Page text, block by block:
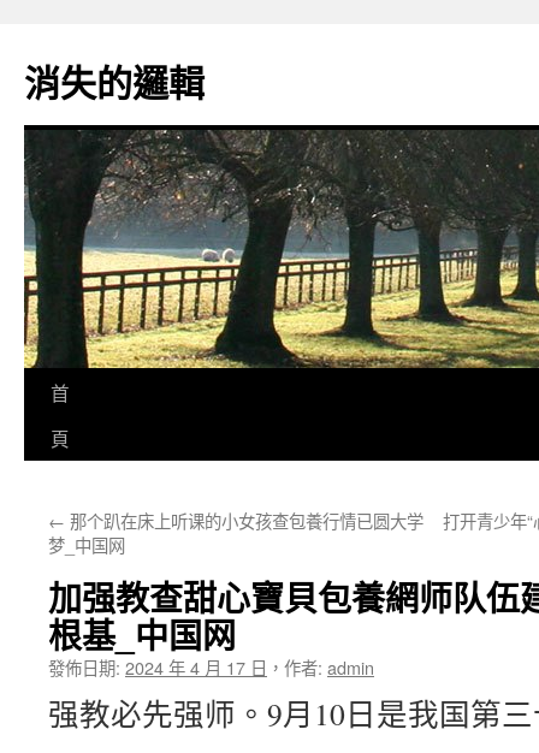
主
要
消失的邏輯
首
頁
← 那个趴在床上听课的小女孩查包養行情已圆大学
梦_中国网
打开青少年
加强教查甜心寶貝包養網师队伍
根基_中国网
發佈日期: 2024 年 4 月 17 日 ， 作者: admin
强教必先强师。9月10日是我国第